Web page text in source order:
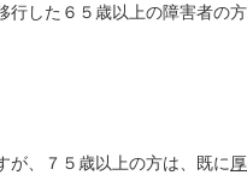
行した６５歳以上の障害者の
が、７５歳以上の方は、既に